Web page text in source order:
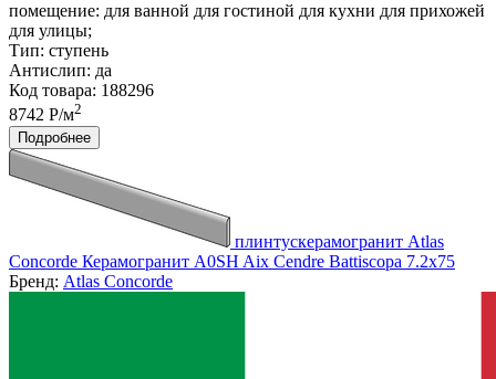
помещение: для ванной для гостиной для кухни для прихожей
для улицы;
Тип: ступень
Антислип: да
Код товара: 188296
8742 Р/м2
Подробнее
плинтускерамогранит Atlas
Concorde Керамогранит A0SH Aix Cendre Battiscopa 7.2x75
Бренд: Atlas Concorde